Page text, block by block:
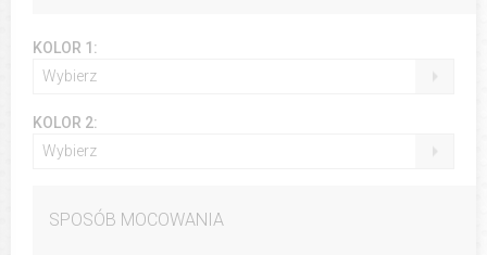
KOLOR 1:
Wybierz
KOLOR 2:
Wybierz
SPOSÓB MOCOWANIA